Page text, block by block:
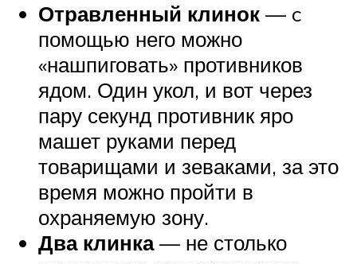
Отравленный клинок — c
помощью него можно
«нашпиговать» противников
ядом. Один укол, и вот через
пару секунд противник яро
машет руками перед
товарищами и зеваками, за это
время можно пройти в
охраняемую зону.
Два клинка— не столько